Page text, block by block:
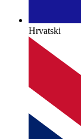
Hrvatski